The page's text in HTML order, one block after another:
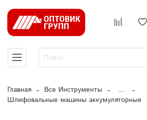
Главная Все Инструменты
...
Шлифовальные машины аккумуляторные